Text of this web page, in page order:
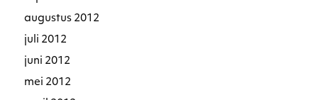
augustus 2012
juli 2012
juni 2012
mei 2012